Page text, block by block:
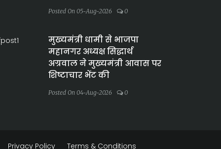
Posted On 05-Aug-2026 0
मुख्यमंत्री धामी से भाजपा
महानगर अध्यक्ष सिद्धार्थ
अग्रवाल ने मुख्यमंत्री आवास पर
शिष्टाचार भेंट की
Posted On 04-Aug-2026 0
Privacy Policy Terms & Conditions